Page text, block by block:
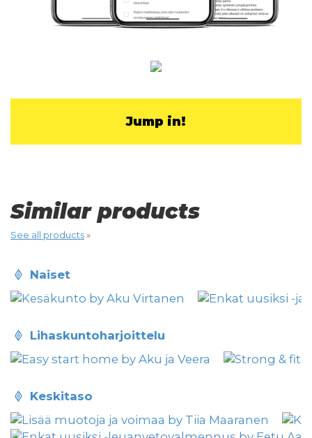
Jump in!
Similar products
See all products»
naiset
lihaskuntoharjoittelu
keskitaso